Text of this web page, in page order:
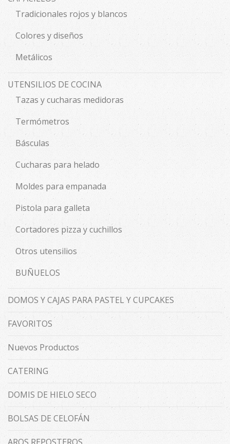
Tradicionales rojos y blancos
Colores y diseños
Metálicos
UTENSILIOS DE COCINA
Tazas y cucharas medidoras
Termómetros
Básculas
Cucharas para helado
Moldes para empanada
Pistola para galleta
Cortadores pizza y cuchillos
Otros utensilios
BUÑUELOS
DOMOS Y CAJAS PARA PASTEL Y CUPCAKES
FAVORITOS
Nuevos Productos
CATERING
DOMIS DE HIELO SECO
BOLSAS DE CELOFÁN
AROS REPOSTEROS